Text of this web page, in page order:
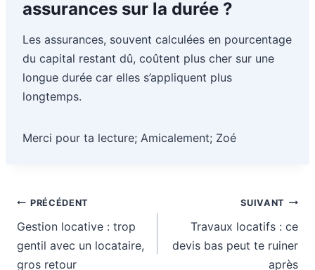
assurances sur la durée ?
Les assurances, souvent calculées en pourcentage
du capital restant dû, coûtent plus cher sur une
longue durée car elles s’appliquent plus
longtemps.
Merci pour ta lecture; Amicalement; Zoé
Navigation
de
l’article
PRÉCÉDENT
Gestion locative : trop
gentil avec un locataire,
gros retour
SUIVANT
Travaux locatifs : ce
devis bas peut te ruiner
après